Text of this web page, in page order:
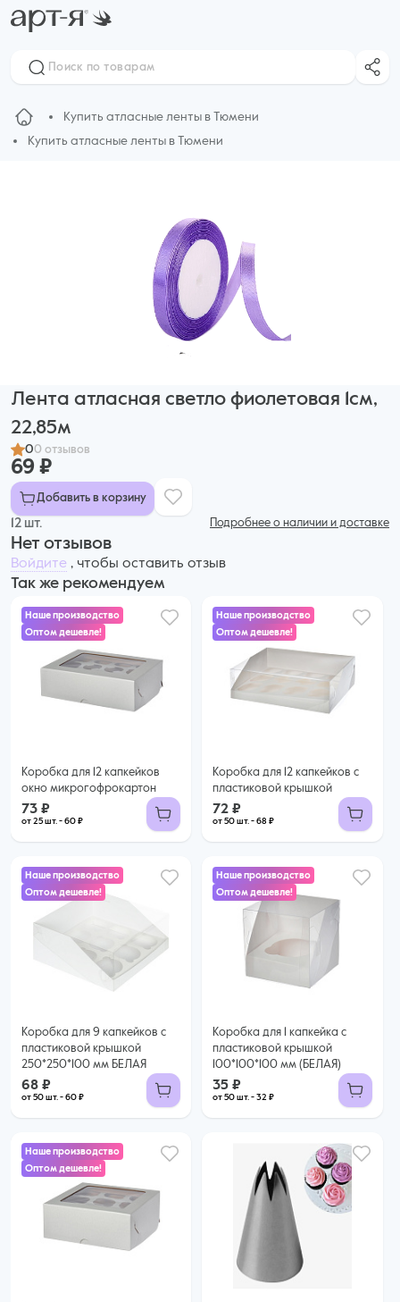
Купить атласные ленты в Тюмени
Купить атласные ленты в Тюмени
Лента атласная светло фиолетовая 1см,
22,85м
00 отзывов
69 ₽
Добавить в корзину
12 шт. Подробнее о наличии и доставке
Нет отзывов
Войдите , чтобы оставить отзыв
Так же рекомендуем
Наше производство
Оптом дешевле!
Коробка для 12 капкейков
окно микрогофрокартон
73 ₽
от 25 шт. - 60 ₽
73 ₽
60 ₽ за шт. при заказе от 25 шт.
Купить оптом
Наше производство
Оптом дешевле!
Коробка для 12 капкейков с
пластиковой крышкой
72 ₽
от 50 шт. - 68 ₽
72 ₽
68 ₽ за шт. при заказе от 50 шт.
Купить оптом
Наше производство
Оптом дешевле!
Коробка для 9 капкейков с
пластиковой крышкой
250*250*100 мм БЕЛАЯ
68 ₽
от 50 шт. - 60 ₽
60 ₽ за шт. при заказе от 50 шт.
Наше производство
Оптом дешевле!
Коробка для 1 капкейка с
пластиковой крышкой
100*100*100 мм (БЕЛАЯ)
35 ₽
от 50 шт. - 32 ₽
32 ₽ за шт. при заказе от 50 шт.
Наше производство
Оптом дешевле!
54 ₽ за шт. при заказе от 25 шт.
Купить оптом